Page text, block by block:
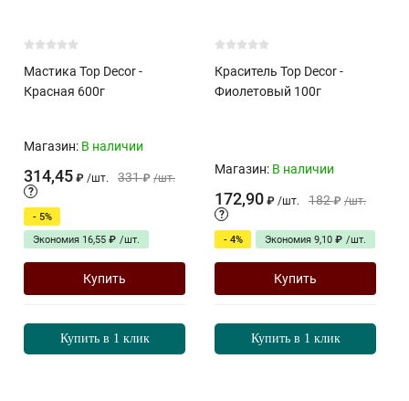
Мастика Top Decor -
Красная 600г
Магазин: В наличии
314,45 ₽ /шт. 331 ₽ /шт.
?
- 5%
Экономия 16,55 ₽ /шт.
Купить
Купить в 1 клик
Краситель Top Decor -
Фиолетовый 100г
Магазин: В наличии
172,90 ₽ /шт. 182 ₽ /шт.
?
- 4% Экономия 9,10 ₽ /шт.
Купить
Купить в 1 клик